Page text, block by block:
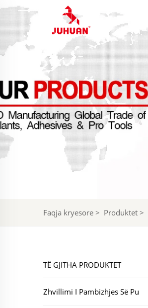
Faqja kryesore > Produktet >
TË GJITHA PRODUKTET
Zhvillimi I Pambizhjes Së Pu